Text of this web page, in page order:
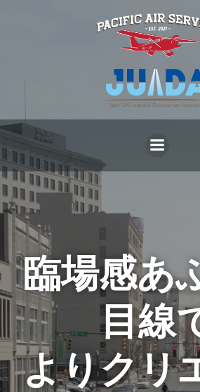
ン
テ
ン
ツ
へ
ス
ッ
臨場感あ
目線
よりクリ